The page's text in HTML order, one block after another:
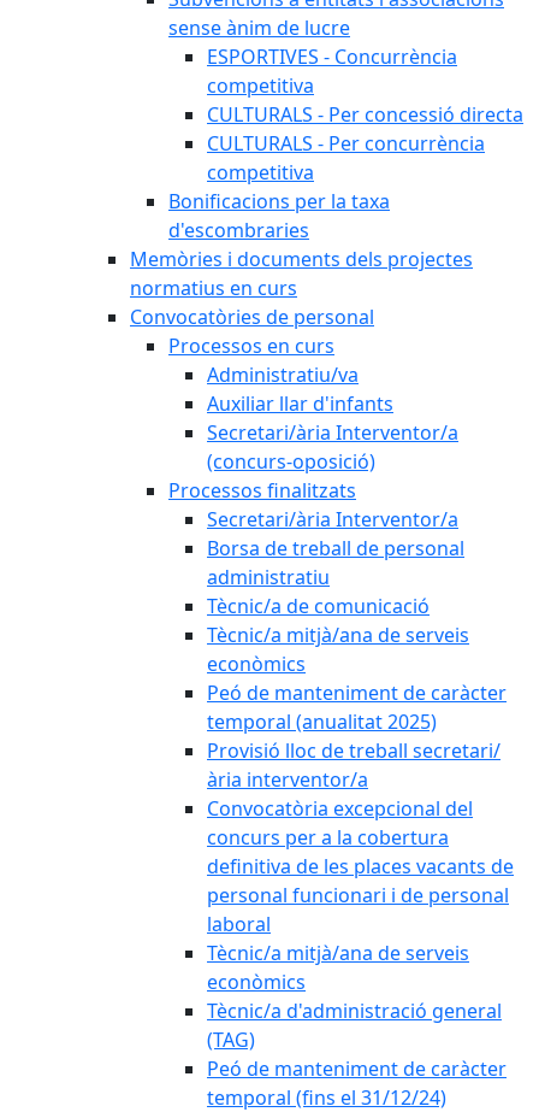
sense ànim de lucre
ESPORTIVES - Concurrència
competitiva
CULTURALS - Per concessió directa
CULTURALS - Per concurrència
competitiva
Bonificacions per la taxa
d'escombraries
Memòries i documents dels projectes
normatius en curs
Convocatòries de personal
Processos en curs
Administratiu/va
Auxiliar llar d'infants
Secretari/ària Interventor/a
(concurs-oposició)
Processos finalitzats
Secretari/ària Interventor/a
Borsa de treball de personal
administratiu
Tècnic/a de comunicació
Tècnic/a mitjà/ana de serveis
econòmics
Peó de manteniment de caràcter
temporal (anualitat 2025)
Provisió lloc de treball secretari/
ària interventor/a
Convocatòria excepcional del
concurs per a la cobertura
definitiva de les places vacants de
personal funcionari i de personal
laboral
Tècnic/a mitjà/ana de serveis
econòmics
Tècnic/a d'administració general
(TAG)
Peó de manteniment de caràcter
temporal (fins el 31/12/24)